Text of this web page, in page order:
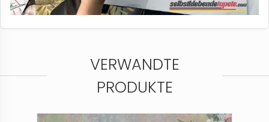
VERWANDTE
PRODUKTE